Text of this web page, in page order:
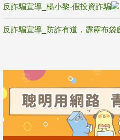
反詐騙宣導_楊小黎-假投資詐騙